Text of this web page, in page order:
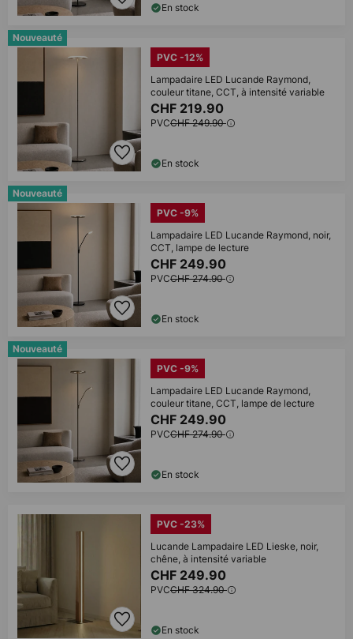
En stock
Nouveauté
PVC -12%
Lampadaire LED Lucande Raymond,
couleur titane, CCT, à intensité variable
CHF 219.90
PVCCHF 249.90
En stock
Nouveauté
PVC -9%
Lampadaire LED Lucande Raymond, noir,
CCT, lampe de lecture
CHF 249.90
PVCCHF 274.90
En stock
Nouveauté
PVC -9%
Lampadaire LED Lucande Raymond,
couleur titane, CCT, lampe de lecture
CHF 249.90
PVCCHF 274.90
En stock
PVC -23%
Lucande Lampadaire LED Lieske, noir,
chêne, à intensité variable
CHF 249.90
PVCCHF 324.90
En stock